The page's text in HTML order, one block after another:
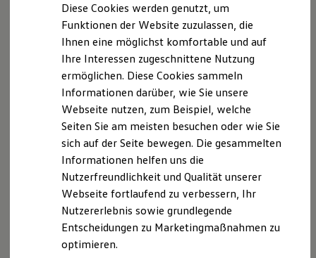
Finanzierung
Für Privatkunden
Für Gewerbekunden
Leasing
Für Privatkunden
Für Gewerbekunden
Versicherungen & Garantien
Garantien
Kfz-Versicherung für Nutzfahrzeuge
Restschuldversicherung
Wartungsverträge
Besitzer & Service
Reparatur & Service
Sommer-Special
Reparatur, Pflege & Inspektion
Servicetermin anfragen
Service-Vorteile bei Volkswagen Nutzfahrzeuge
ServicePlus
Economy Service
Räder & Reifen Service
Diese Cookies werden genutzt, um
Funktionen der Website zuzulassen, die
Ihnen eine möglichst komfortable und auf
Ihre Interessen zugeschnittene Nutzung
ermöglichen. Diese Cookies sammeln
Informationen darüber, wie Sie unsere
Webseite nutzen, zum Beispiel, welche
Seiten Sie am meisten besuchen oder wie Sie
sich auf der Seite bewegen. Die gesammelten
Informationen helfen uns die
Nutzerfreundlichkeit und Qualität unserer
Webseite fortlaufend zu verbessern, Ihr
Nutzererlebnis sowie grundlegende
Entscheidungen zu Marketingmaßnahmen zu
optimieren.